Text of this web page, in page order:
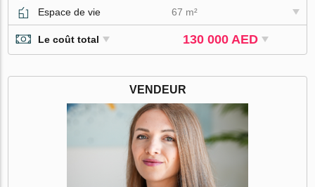
Espace de vie
67 m²
Le coût total 130 000 AED
VENDEUR